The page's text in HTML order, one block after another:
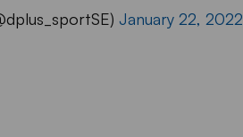
January 22, 2022